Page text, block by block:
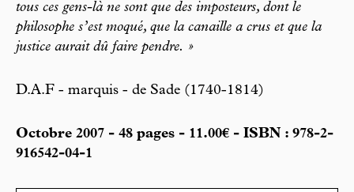
tous ces gens-là ne sont que des imposteurs, dont le
philosophe s’est moqué, que la canaille a crus et que la
justice aurait dû faire pendre. »
D.A.F - marquis - de Sade (1740-1814)
Octobre 2007 - 48 pages - 11.00€ - ISBN : 978-2-
916542-04-1